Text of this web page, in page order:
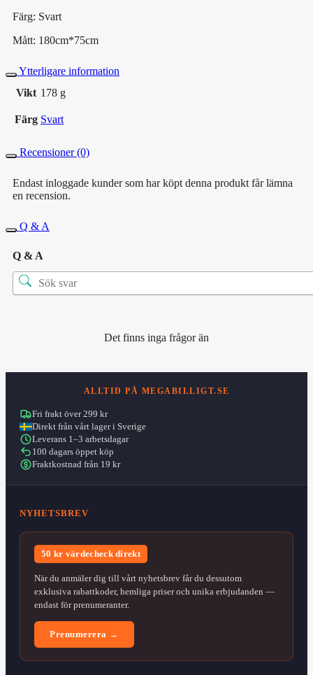
Färg: Svart
Mått: 180cm*75cm
Ytterligare information
Vikt 178 g
Färg Svart
Recensioner (0)
Endast inloggade kunder som har köpt denna produkt får lämna
en recension.
Q & A
Q & A
Det finns inga frågor än
ALLTID PÅ MEGABILLIGT.SE
Fri frakt över 299 kr
Direkt från vårt lager i Sverige
Leverans 1–3 arbetsdagar
100 dagars öppet köp
Fraktkostnad från 19 kr
NYHETSBREV
50 kr värdecheck direkt
När du anmäler dig till vårt nyhetsbrev får du dessutom
exklusiva rabattkoder, hemliga priser och unika erbjudanden —
endast för prenumeranter.
Prenumerera →